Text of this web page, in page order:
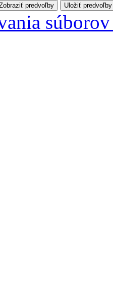
predvoľby Uložiť predvoľby